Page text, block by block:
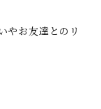
やお友達とのリ